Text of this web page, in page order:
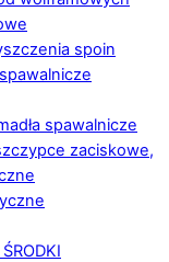
spoin
spawalnicze
zaciskowe,